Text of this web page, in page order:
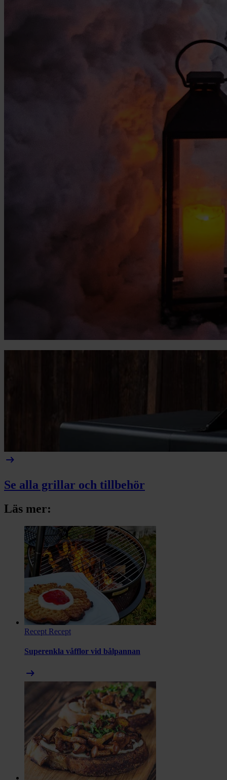
arrow_right_alt
Se alla grillar och tillbehör
Läs mer:
Recept Recept
Superenkla våfflor vid bålpannan
arrow_right_alt